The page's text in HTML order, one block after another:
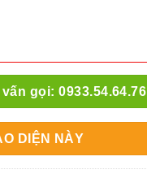
gọi: 0933.54.64.76
DIỆN NÀY